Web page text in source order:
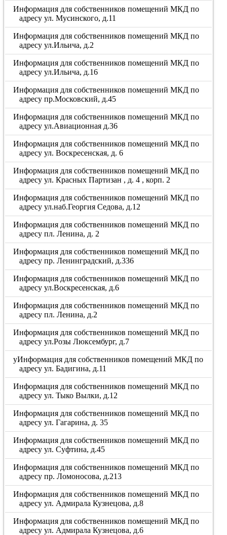
Информация для собственников помещений МКД по
адресу ул. Мусинского, д.11
Информация для собственников помещений МКД по
адресу ул.Ильича, д.2
Информация для собственников помещений МКД по
адресу ул.Ильича, д.16
Информация для собственников помещений МКД по
адресу пр.Московский, д.45
Информация для собственников помещений МКД по
адресу ул.Авиационная д.36
Информация для собственников помещений МКД по
адресу ул. Воскресенская, д. 6
Информация для собственников помещений МКД по
адресу ул. Красных Партизан , д. 4 , корп. 2
Информация для собственников помещений МКД по
адресу ул.наб.Георгия Седова, д.12
Информация для собственников помещений МКД по
адресу пл. Ленина, д. 2
Информация для собственников помещений МКД по
адресу пр. Ленинградский, д.336
Информация для собственников помещений МКД по
адресу ул.Воскресенская, д.6
Информация для собственников помещений МКД по
адресу пл. Ленина, д.2
Информация для собственников помещений МКД по
адресу ул.Розы Люксембург, д.7
уИнформация для собственников помещений МКД по
адресу ул. Бадигина, д.11
Информация для собственников помещений МКД по
адресу ул. Тыко Вылки, д.12
Информация для собственников помещений МКД по
адресу ул. Гагарина, д. 35
Информация для собственников помещений МКД по
адресу ул. Суфтина, д.45
Информация для собственников помещений МКД по
адресу пр. Ломоносова, д.213
Информация для собственников помещений МКД по
адресу ул. Адмирала Кузнецова, д.8
Информация для собственников помещений МКД по
адресу ул. Адмирала Кузнецова, д.6